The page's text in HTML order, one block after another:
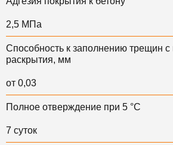
2,5 МПа
Способность к заполнению трещин
раскрытия, мм
от 0,03
Полное отверждение при 5 °С
7 суток